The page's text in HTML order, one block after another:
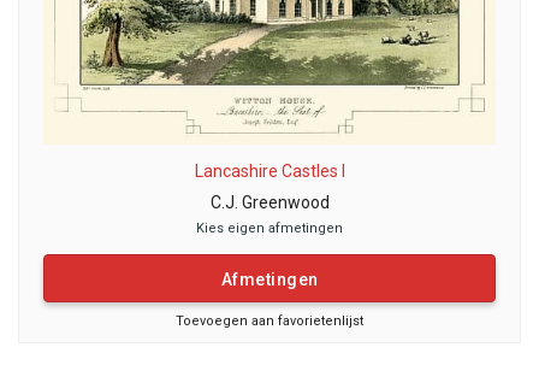
Lancashire Castles I
C.J. Greenwood
Kies eigen afmetingen
Afmetingen
Toevoegen aan favorietenlijst